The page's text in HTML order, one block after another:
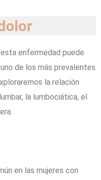
enfermedad puede
de los más prevalentes
la relación
la lumbociática, el
en las mujeres con